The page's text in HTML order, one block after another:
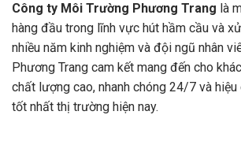
Công ty Môi Trường Phương Trang là
hàng đầu trong lĩnh vực hút hầm cầu và
nhiều năm kinh nghiệm và đội ngũ nhân
Phương Trang cam kết mang đến cho
chất lượng cao, nhanh chóng 24/7 và hiệu
tốt nhất thị trường hiện nay.